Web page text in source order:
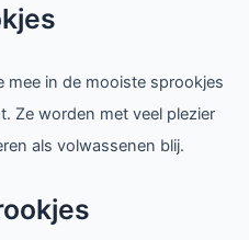
mee in de mooiste sprookjes
Ze worden met veel plezier
als volwassenen blij.